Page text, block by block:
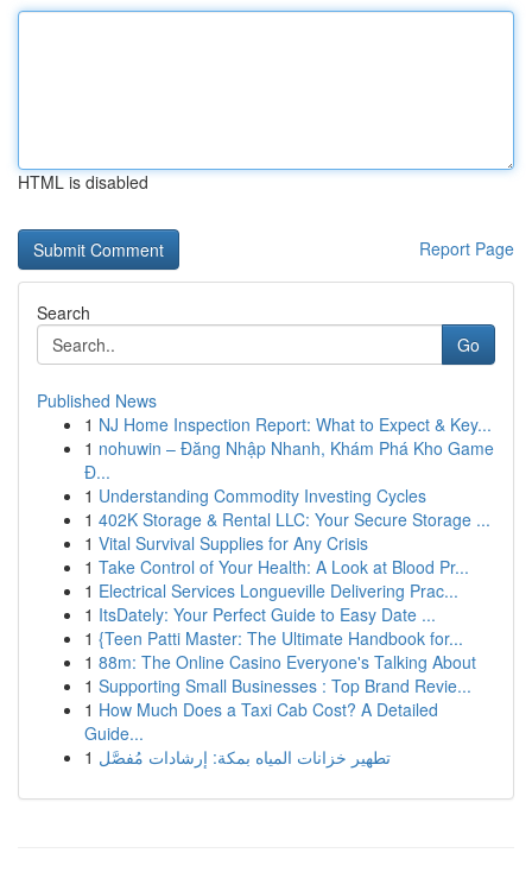
HTML is disabled
Report Page
Search
Go
Published News
1 NJ Home Inspection Report: What to Expect & Key...
1 nohuwin – Đăng Nhập Nhanh, Khám Phá Kho Game
Đ...
1 Understanding Commodity Investing Cycles
1 402K Storage & Rental LLC: Your Secure Storage ...
1 Vital Survival Supplies for Any Crisis
1 Take Control of Your Health: A Look at Blood Pr...
1 Electrical Services Longueville Delivering Prac...
1 ItsDately: Your Perfect Guide to Easy Date ...
1 {Teen Patti Master: The Ultimate Handbook for...
1 88m: The Online Casino Everyone's Talking About
1 Supporting Small Businesses : Top Brand Revie...
1 How Much Does a Taxi Cab Cost? A Detailed
Guide...
1 تطهير خزانات المياه بمكة: إرشادات مُفصَّل